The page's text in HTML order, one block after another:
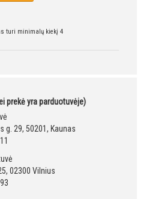
turi minimalų kiekį 4
prekė yra parduotuvėje)
g. 29, 50201, Kaunas
02300 Vilnius